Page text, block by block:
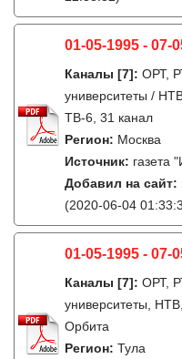
01-05-1995 - 07-
Каналы [7]: ОРТ,
университеты /
ТВ-6, 31 канал
Регион: Москва
Источник: газета
Добавил на сайт:
(2020-06-04
01-05-1995 - 07-
Каналы [7]: ОРТ,
университеты,
Орбита
Регион: Тула